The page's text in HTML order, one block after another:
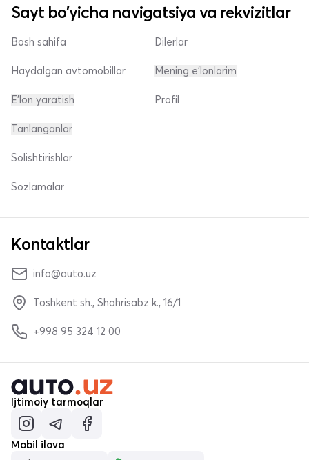
Sayt bo'yicha navigatsiya va rekvizitlar
Bosh sahifa
Haydalgan avtomobillar
E'lon yaratish
Dilerlar
Mening e'lonlarim
Profil
Tanlanganlar
Solishtirishlar
Sozlamalar
Kontaktlar
info@auto.uz
Toshkent sh., Shahrisabz k., 16/1
+998 95 324 12 00
Ijtimoiy tarmoqlar
Mobil ilova